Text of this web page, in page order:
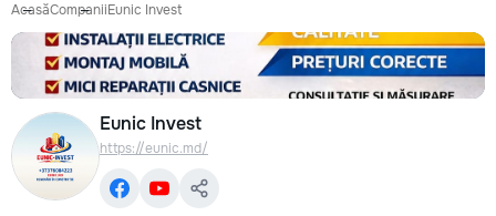
AcasăCompaniiEunic Invest
Eunic Invest
https://eunic.md/